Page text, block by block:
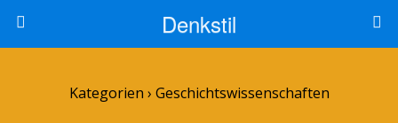
Denkstil
Kategorien › Geschichtswissenschaften